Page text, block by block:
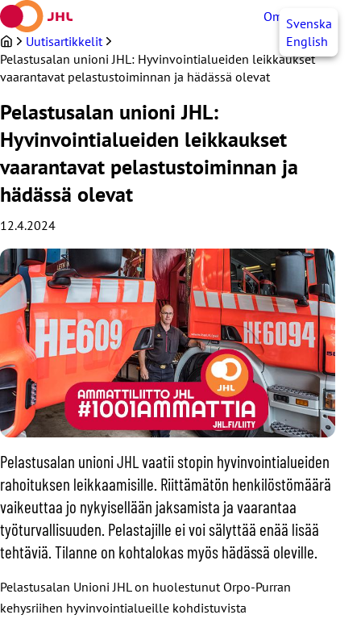
Siirry
sisältöön
OmaJHLSvenska
English
Uutisartikkelit
Pelastusalan unioni JHL: Hyvinvointialueiden leikkaukset
vaarantavat pelastustoiminnan ja hädässä olevat
Pelastusalan unioni JHL:
Hyvinvointialueiden leikkaukset
vaarantavat pelastustoiminnan ja
hädässä olevat
12.4.2024
Pelastusalan unioni JHL vaatii stopin hyvinvointialueiden
rahoituksen leikkaamisille. Riittämätön henkilöstömäärä
vaikeuttaa jo nykyisellään jaksamista ja vaarantaa
työturvallisuuden. Pelastajille ei voi sälyttää enää lisää
tehtäviä. Tilanne on kohtalokas myös hädässä oleville.
Pelastusalan Unioni JHL on huolestunut Orpo-Purran
kehysriihen hyvinvointialueille kohdistuvista